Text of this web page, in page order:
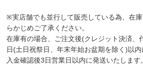
※実店舗でも並行して販売している為、在
らかじめご了承ください。
在庫有の場合、ご注文後(クレジット決済、
日(土日祝祭日、年末年始お盆期を除く)以
入金確認後3日営業日以内に発送いたします